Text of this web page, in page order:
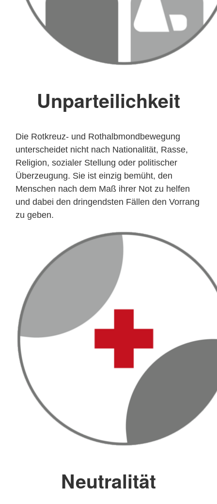
Unparteilichkeit
Die Rotkreuz- und Rothalbmondbewegung
unterscheidet nicht nach Nationalität, Rasse,
Religion, sozialer Stellung oder politischer
Überzeugung. Sie ist einzig bemüht, den
Menschen nach dem Maß ihrer Not zu helfen
und dabei den dringendsten Fällen den Vorrang
zu geben.
Neutralität